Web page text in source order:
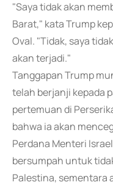
"Saya tidak akan
Barat," kata Trump
Oval. "Tidak, saya
akan terjadi."
Tanggapan Trump
telah berjanji kepada
pertemuan di
bahwa ia akan
Perdana Menteri
bersumpah untuk
Palestina, sementara